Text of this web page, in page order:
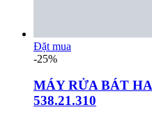
Đặt mua
-25%
MÁY RỬA BÁT
538.21.310